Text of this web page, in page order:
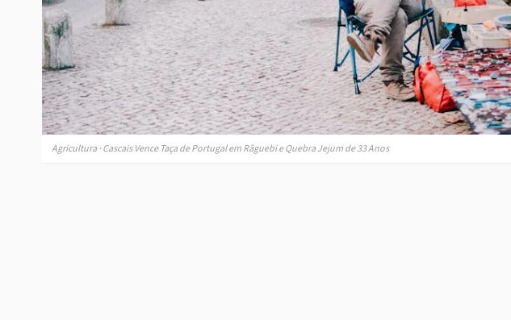
Agricultura · Cascais Vence Taça de Portugal em Râguebi e Quebra Jejum de 33 Anos